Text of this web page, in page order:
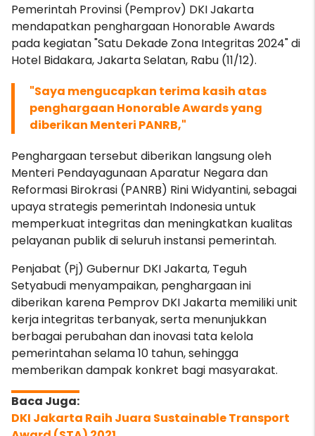
Pemerintah Provinsi (Pemprov) DKI Jakarta
mendapatkan penghargaan Honorable Awards
pada kegiatan "Satu Dekade Zona Integritas 2024" di
Hotel Bidakara, Jakarta Selatan, Rabu (11/12).
"Saya mengucapkan terima kasih atas
penghargaan Honorable Awards yang
diberikan Menteri PANRB,"
Penghargaan tersebut diberikan langsung oleh
Menteri Pendayagunaan Aparatur Negara dan
Reformasi Birokrasi (PANRB) Rini Widyantini, sebagai
upaya strategis pemerintah Indonesia untuk
memperkuat integritas dan meningkatkan kualitas
pelayanan publik di seluruh instansi pemerintah.
Penjabat (Pj) Gubernur DKI Jakarta, Teguh
Setyabudi menyampaikan, penghargaan ini
diberikan karena Pemprov DKI Jakarta memiliki unit
kerja integritas terbanyak, serta menunjukkan
berbagai perubahan dan inovasi tata kelola
pemerintahan selama 10 tahun, sehingga
memberikan dampak konkret bagi masyarakat.
DKI Jakarta Raih Juara Sustainable Transport